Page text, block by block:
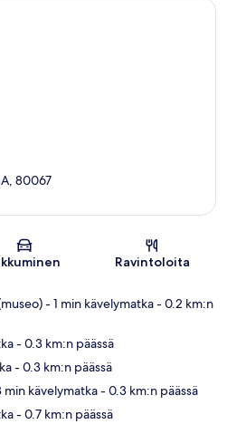
Kartta
80067
Ravintoloita
- 1 min kävelymatka- 0.2 km:n
- 0.3 km:n päässä
- 0.3 km:n päässä
min kävelymatka- 0.3 km:n päässä
- 0.7 km:n päässä